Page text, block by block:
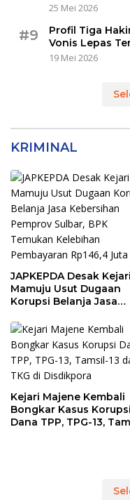
25 Mei 2026
#9
Profil Tiga
Vonis Lepas
19 Mei 2026
KRIMINAL
JAPKEPDA Desak Kejari
Mamuju Usut Dugaan
Korupsi Belanja Jasa
Sulbar, BPK Temukan
Kelebihan Pembayaran
Rp146,4 Juta
Kejari Majene Kembali
Bongkar Kasus Korupsi
Dana TPP, TPG-13,